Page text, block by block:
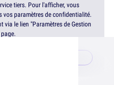
tiers. Pour l'afficher, vous
vos paramètres de confidentialité.
via le lien "Paramètres de Gestion